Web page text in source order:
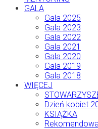
GALA
Gala 2025
Gala 2023
Gala 2022
Gala 2021
Gala 2020
Gala 2019
Gala 2018
WIĘCEJ
Dzień kobiet
KSIĄŻKA